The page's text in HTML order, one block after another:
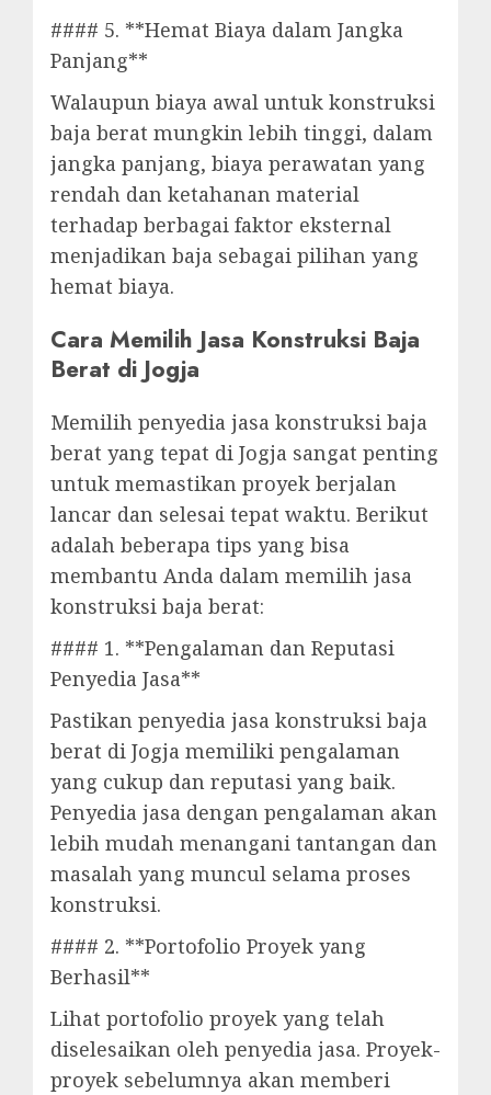
#### 5. **Hemat Biaya dalam Jangka
Panjang**
Walaupun biaya awal untuk konstruksi
baja berat mungkin lebih tinggi, dalam
jangka panjang, biaya perawatan yang
rendah dan ketahanan material
terhadap berbagai faktor eksternal
menjadikan baja sebagai pilihan yang
hemat biaya.
Cara Memilih Jasa Konstruksi Baja
Berat di Jogja
Memilih penyedia jasa konstruksi baja
berat yang tepat di Jogja sangat penting
untuk memastikan proyek berjalan
lancar dan selesai tepat waktu. Berikut
adalah beberapa tips yang bisa
membantu Anda dalam memilih jasa
konstruksi baja berat:
#### 1. **Pengalaman dan Reputasi
Penyedia Jasa**
Pastikan penyedia jasa konstruksi baja
berat di Jogja memiliki pengalaman
yang cukup dan reputasi yang baik.
Penyedia jasa dengan pengalaman akan
lebih mudah menangani tantangan dan
masalah yang muncul selama proses
konstruksi.
#### 2. **Portofolio Proyek yang
Berhasil**
Lihat portofolio proyek yang telah
diselesaikan oleh penyedia jasa. Proyek-
proyek sebelumnya akan memberi